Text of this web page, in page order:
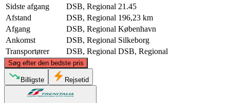
Sidste afgang
DSB, Regional 21.45
Afstand
DSB, Regional 196,23 km
Afgang
DSB, Regional København
Ankomst
DSB, Regional Silkeborg
Transportører
DSB, Regional DSB, Regional
Søg efter den bedste pris
©CARTO, ©OpenStreetMap
Billigste Rejsetid